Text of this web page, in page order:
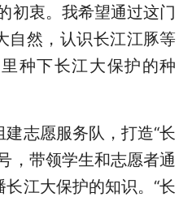
初衷。我希望通过这门
自然，认识长江江豚等
种下长江大保护的种
志愿服务队，打造“长
，带领学生和志愿者通
江大保护的知识。“长